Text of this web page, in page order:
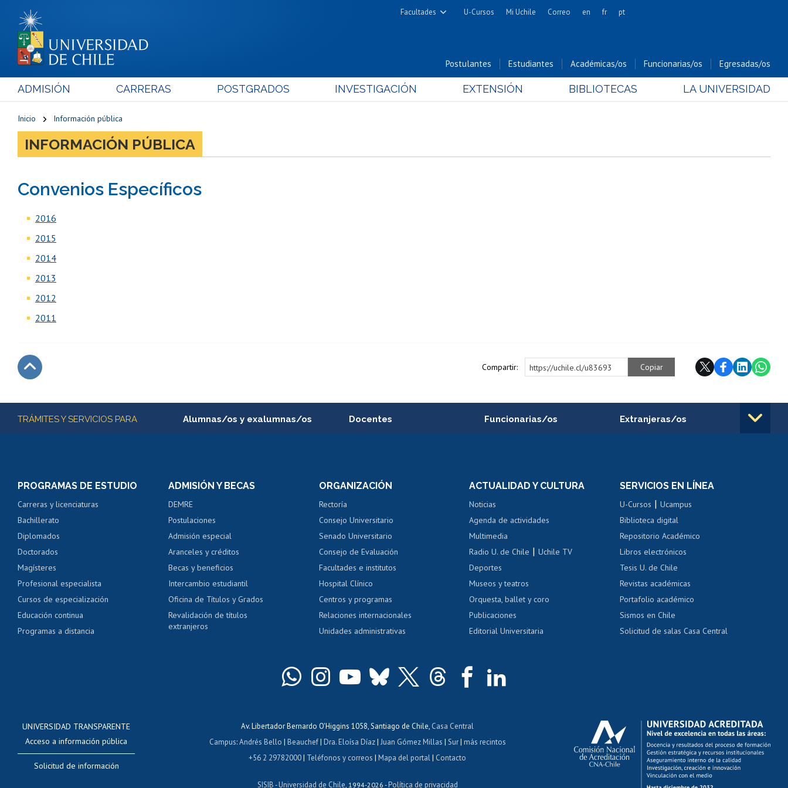
Facultades
Cs. Físicas y Matemáticas
Cs. Forestales y Conservación
Cs. Químicas y Farmacéuticas
Cs. Sociales
U-Cursos Mi Uchile Correo en fr pt
Postulantes Estudiantes Académicas/os Funcionarias/os Egresadas/os
ADMISIÓN CARRERAS POSTGRADOS INVESTIGACIÓN EXTENSIÓN BIBLIOTECAS LA UNIVERSIDAD
Inicio Información pública
INFORMACIÓN PÚBLICA
Convenios Específicos
2016
2015
2014
2013
2012
2011
Compartir: https://uchile.cl/u83693 Copiar
Más información
TRÁMITES Y SERVICIOS PARA Alumnas/os y exalumnas/os
Consulta y certificado de notas
Servicio médico y dental
Pago de arancel y crédito alumnos
Pago de arancel y crédito exalumnos
Certificado de títulos y grados
Docentes
Perfeccionamiento
Evaluación docente
Calificación académica
Postulación al AUCAI
Funcionarias/os
Portal de movilidad interna
Certificado de renta
Certificado de renta
Gestión de correo uchile
Extranjeras/os
Movilidad Estudiantil
Cursos de español
Acoso laboral, sexual y violencia
PROGRAMAS DE ESTUDIO
Carreras y licenciaturas
Bachillerato
Diplomados
Doctorados
Magísteres
Profesional especialista
Cursos de especialización
Educación continua
Programas a distancia
ADMISIÓN Y BECAS
DEMRE
Postulaciones
Admisión especial
Aranceles y créditos
Becas y beneficios
Intercambio estudiantil
Oficina de Títulos y Grados
Revalidación de títulos
extranjeros
ORGANIZACIÓN
Rectoría
Consejo Universitario
Senado Universitario
Consejo de Evaluación
Facultades e institutos
Hospital Clínico
Centros y programas
Relaciones internacionales
Unidades administrativas
ACTUALIDAD Y CULTURA
Noticias
Agenda de actividades
Multimedia
Radio U. de Chile |Uchile TV
Deportes
Museos y teatros
Orquesta, ballet y coro
Publicaciones
Editorial Universitaria
SERVICIOS EN LÍNEA
U-Cursos |Ucampus
Biblioteca digital
Repositorio Académico
Libros electrónicos
Tesis U. de Chile
Revistas académicas
Portafolio académico
Sismos en Chile
Solicitud de salas Casa Central
UNIVERSIDAD TRANSPARENTE
Acceso a información pública
Solicitud de información
Av. Libertador Bernardo O'Higgins 1058, Santiago de Chile, Casa Central
Campus:Andrés Bello | Beauchef| Dra. Eloísa Díaz| Juan Gómez Millas | Sur| más recintos
+56 2 29782000| Teléfonos y correos |Mapa del portal| Contacto
SISIB -Universidad de Chile , 1994-2026 -Política de privacidad